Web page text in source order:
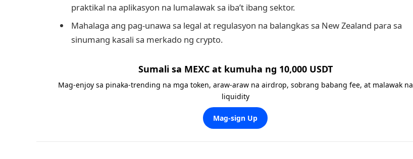
praktikal na aplikasyon na lumalawak sa iba’t ibang sektor.
Mahalaga ang pag-unawa sa legal at regulasyon na balangkas sa New Zealand para sa
sinumang kasali sa merkado ng crypto.
Sumali sa MEXC at kumuha ng 10,000 USDT
Mag-enjoy sa pinaka-trending na mga token, araw-araw na airdrop, sobrang babang fee, at malawak na
liquidity
Mag-sign Up